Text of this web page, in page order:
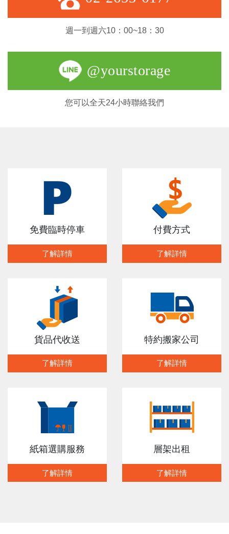
週一到週六10：00~18：30
@yourstorage
您可以全天24小時聯絡我們
免費臨時停車
了解詳情
付費方式
了解詳情
貨品代收送
了解詳情
特約搬家公司
了解詳情
紙箱選購服務
了解詳情
層架出租
了解詳情